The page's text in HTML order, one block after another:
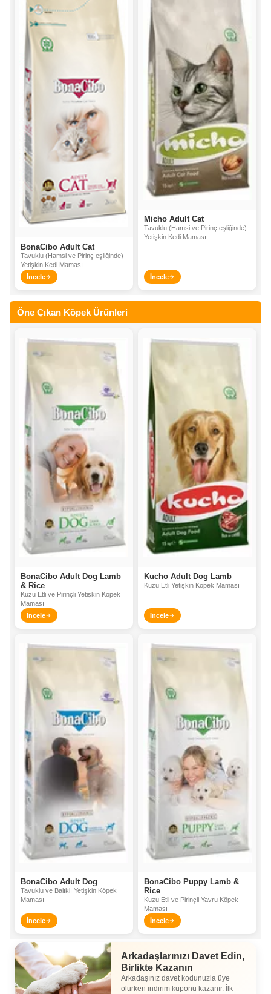
BonaCibo Adult Cat
Tavuklu (Hamsi ve Pirinç eşliğinde)
Yetişkin Kedi Maması
İncele
Micho Adult Cat
Tavuklu (Hamsi ve Pirinç eşliğinde)
Yetişkin Kedi Maması
İncele
Öne Çıkan Köpek Ürünleri
BonaCibo Adult Dog Lamb
& Rice
Kuzu Etli ve Pirinçli Yetişkin Köpek
Maması
İncele
Kucho Adult Dog Lamb
Kuzu Etli Yetişkin Köpek Maması
İncele
BonaCibo Adult Dog
Tavuklu ve Balıklı Yetişkin Köpek
Maması
İncele
BonaCibo Puppy Lamb &
Rice
Kuzu Etli ve Pirinçli Yavru Köpek
Maması
İncele
Arkadaşlarınızı Davet Edin,
Birlikte Kazanın
Arkadaşınız davet kodunuzla üye
olurken indirim kuponu kazanır. İlk